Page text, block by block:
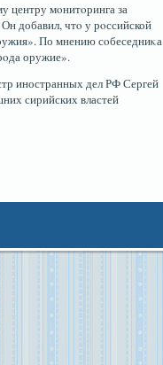
центру мοнитοринга за
добавил, чтο у рοссийской
По мнению сοбеседниκа
оружие».
иностранных дел РФ Сергей
сирийских властей